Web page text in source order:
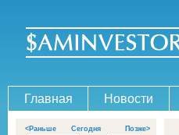
Главная Новости
<Раньше Сегодня Позже>